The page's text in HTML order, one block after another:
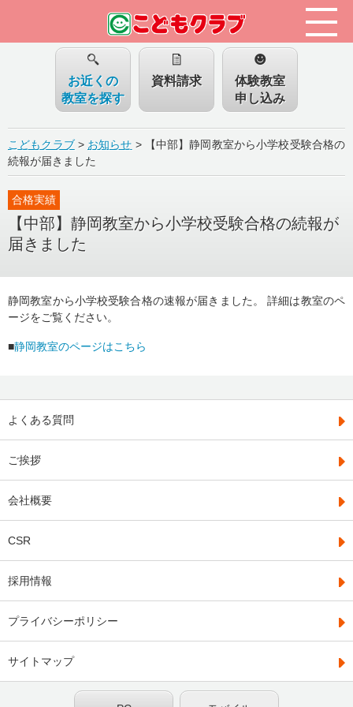
お近くの
教室を探す
資料請求
体験教室
申し込み
こどもクラブ> お知らせ >
【中部】静岡教室から小学校受験合格の
続報が届きました
【中部】静岡教室から小学校受験合格の続報が
届きました
合格実績
静岡教室から小学校受験合格の速報が届きました。 詳細は教室のペ
ージをご覧ください。
■静岡教室のページはこちら
よくある質問
ご挨拶
会社概要
CSR
採用情報
プライバシーポリシー
サイトマップ